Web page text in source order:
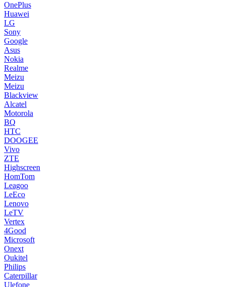
OnePlus
Huawei
LG
Sony
Google
Asus
Nokia
Realme
Meizu
Meizu
Blackview
Alcatel
Motorola
BQ
HTC
DOOGEE
Vivo
ZTE
Highscreen
HomTom
Leagoo
LeEco
Lenovo
LeTV
Vertex
4Good
Microsoft
Onext
Oukitel
Philips
Caterpillar
Ulefone